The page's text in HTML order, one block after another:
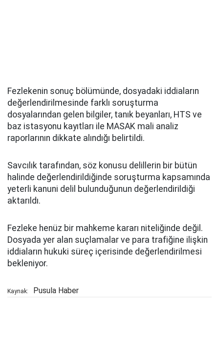
Fezlekenin sonuç bölümünde, dosyadaki iddiaların
değerlendirilmesinde farklı soruşturma
dosyalarından gelen bilgiler, tanık beyanları, HTS ve
baz istasyonu kayıtları ile MASAK mali analiz
raporlarının dikkate alındığı belirtildi.
Savcılık tarafından, söz konusu delillerin bir bütün
halinde değerlendirildiğinde soruşturma kapsamında
yeterli kanuni delil bulunduğunun değerlendirildiği
aktarıldı.
Fezleke henüz bir mahkeme kararı niteliğinde değil.
Dosyada yer alan suçlamalar ve para trafiğine ilişkin
iddiaların hukuki süreç içerisinde değerlendirilmesi
bekleniyor.
Kaynak: Pusula Haber